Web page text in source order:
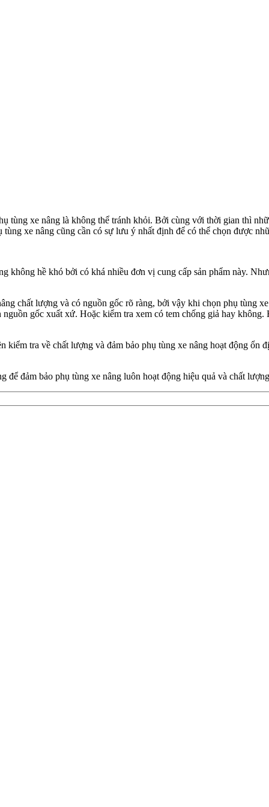
tùng xe nâng là không thể tránh khỏi. Bởi cùng với thời gian thì
xe nâng cũng cần có sự lưu ý nhất định để có thể chọn được
không hề khó bởi có khá nhiều đơn vị cung cấp sản phẩm này.
chất lượng và có nguồn gốc rõ ràng, bởi vậy khi chọn phụ tùng
gốc xuất xứ. Hoặc kiểm tra xem có tem chống giả hay
tra về chất lượng và đảm bảo phụ tùng xe nâng hoạt động
đảm bảo phụ tùng xe nâng luôn hoạt động hiệu quả và chất